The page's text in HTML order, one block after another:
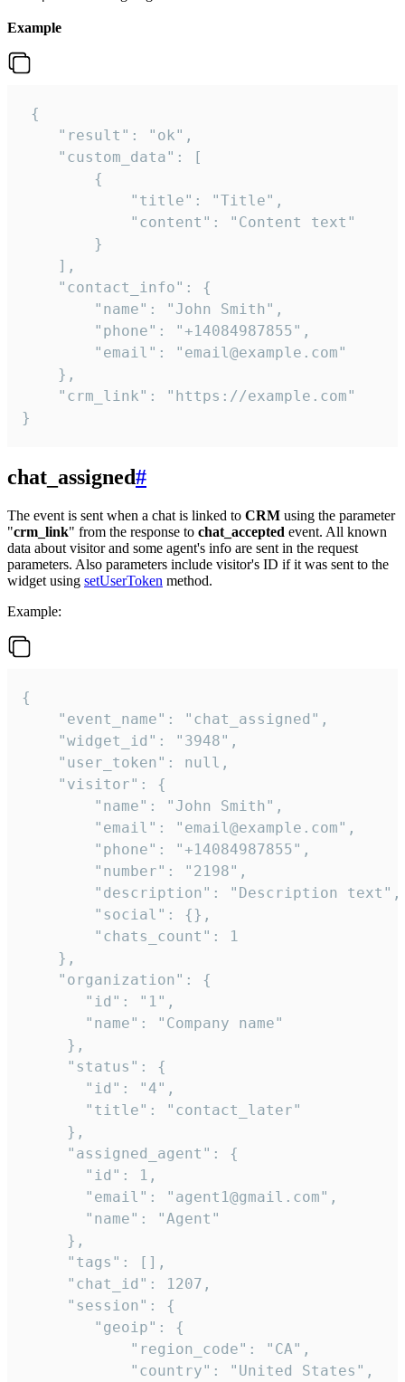
Example
{
    "result": "ok",
    "custom_data": [
        {
            "title": "Title",
            "content": "Content text"
        }
    ],
    "contact_info": {
        "name": "John Smith",
        "phone": "+14084987855",
        "email": "email@example.com"
    },
    "crm_link": "https://example.com"
}
chat_assigned#
The event is sent when a chat is linked to CRM using the parameter
"crm_link" from the response to chat_accepted event. All known
data about visitor and some agent's info are sent in the request
parameters. Also parameters include visitor's ID if it was sent to the
widget using setUserToken method.
Example:
{
    "event_name": "chat_assigned",
    "widget_id": "3948",
    "user_token": null,
    "visitor": {
        "name": "John Smith",
        "email": "email@example.com",
        "phone": "+14084987855",
        "number": "2198",
        "description": "Description text",
        "social": {},
        "chats_count": 1
    },
    "organization": {
       "id": "1",
       "name": "Company name"
     },
     "status": {
       "id": "4",
       "title": "contact_later"
     },
     "assigned_agent": {
       "id": 1,
       "email": "agent1@gmail.com",
       "name": "Agent"
     },
     "tags": [],
     "chat_id": 1207,
     "session": {
        "geoip": {
            "region_code": "CA",
            "country": "United States",